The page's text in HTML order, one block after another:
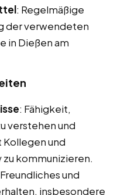
: Regelmäßige
der verwendeten
in Dießen am
: Fähigkeit,
verstehen und
und
kommunizieren.
und
insbesondere